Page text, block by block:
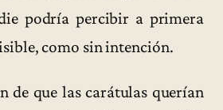
podría percibir a primera
como sin intención.
de que las carátulas querían